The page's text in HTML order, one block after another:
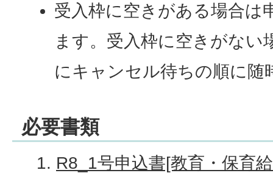
受入枠に空きがある場合は
ます。受入枠に空きがない
にキャンセル待ちの順に随
必要書類
R8_1号申込書[教育・保育